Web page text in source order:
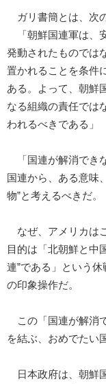
ガリ書簡とは、次
「朝鮮国連軍は、
発動されたものでは
置かれることを条件
ある。よって、朝鮮
なる組織の責任では
われるべきである」
「国連が解消でき
国連から、ある意味
物”と考えるべきだ。
なぜ、アメリカは
目的は「北朝鮮と中
連”である」という
の印象操作だ。
この「国連が解消
を結ぶ、おめでたい
日本政府は、朝鮮